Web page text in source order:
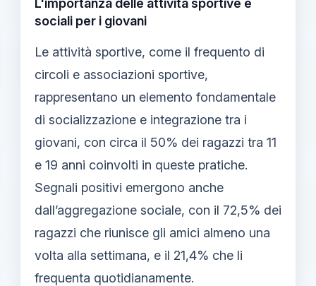
sociali per i giovani
Le attività sportive, come il frequento di
circoli e associazioni sportive,
rappresentano un elemento fondamentale
di socializzazione e integrazione tra i
giovani, con circa il 50% dei ragazzi tra 11
e 19 anni coinvolti in queste pratiche.
Segnali positivi emergono anche
dall’aggregazione sociale, con il 72,5% dei
ragazzi che riunisce gli amici almeno una
volta alla settimana, e il 21,4% che li
frequenta quotidianamente.